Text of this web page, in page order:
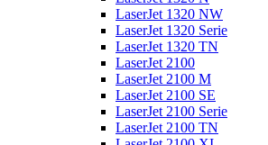
LaserJet 1320 NW
LaserJet 1320 Serie
LaserJet 1320 TN
LaserJet 2100
LaserJet 2100 M
LaserJet 2100 SE
LaserJet 2100 Serie
LaserJet 2100 TN